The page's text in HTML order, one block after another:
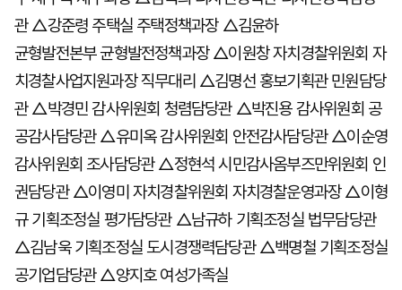
관 △강준령 주택실 주택정책과장 △김윤하
균형발전본부 균형발전정책과장 △이원창 자치경찰위원회 자
치경찰사업지원과장 직무대리 △김명선 홍보기획관 민원담당
관 △박경민 감사위원회 청렴담당관 △박진용 감사위원회 공
공감사담당관 △유미옥 감사위원회 안전감사담당관 △이순영
감사위원회 조사담당관 △정현석 시민감사옴부즈만위원회 인
권담당관 △이영미 자치경찰위원회 자치경찰운영과장 △이형
규 기획조정실 평가담당관 △남규하 기획조정실 법무담당관
△김남욱 기획조정실 도시경쟁력담당관 △백명철 기획조정실
공기업담당관 △양지호 여성가족실